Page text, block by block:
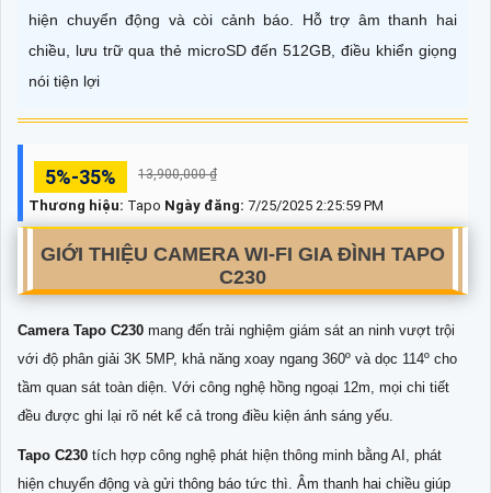
hiện chuyển động và còi cảnh báo. Hỗ trợ âm thanh hai
chiều, lưu trữ qua thẻ microSD đến 512GB, điều khiển giọng
nói tiện lợi
5%-35% 13,900,000 ₫
Thương hiệu: Tapo Ngày đăng: 7/25/2025 2:25:59 PM
GIỚI THIỆU CAMERA WI-FI GIA ĐÌNH TAPO
C230
Camera Tapo C230 mang đến trải nghiệm giám sát an ninh vượt trội
với độ phân giải 3K 5MP, khả năng xoay ngang 360º và dọc 114º cho
tầm quan sát toàn diện. Với công nghệ hồng ngoại 12m, mọi chi tiết
đều được ghi lại rõ nét kể cả trong điều kiện ánh sáng yếu.
Tapo C230 tích hợp công nghệ phát hiện thông minh bằng AI, phát
hiện chuyển động và gửi thông báo tức thì. Âm thanh hai chiều giúp